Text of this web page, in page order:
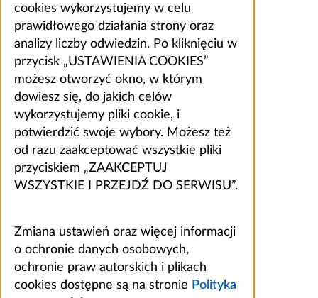
cookies wykorzystujemy w celu
prawidłowego działania strony oraz
analizy liczby odwiedzin. Po kliknięciu w
przycisk „USTAWIENIA COOKIES”
możesz otworzyć okno, w którym
dowiesz się, do jakich celów
wykorzystujemy pliki cookie, i
potwierdzić swoje wybory. Możesz też
od razu zaakceptować wszystkie pliki
przyciskiem „ZAAKCEPTUJ
WSZYSTKIE I PRZEJDŹ DO SERWISU”.
Zmiana ustawień oraz więcej informacji
o ochronie danych osobowych,
ochronie praw autorskich i plikach
cookies dostępne są na stronie Polityka